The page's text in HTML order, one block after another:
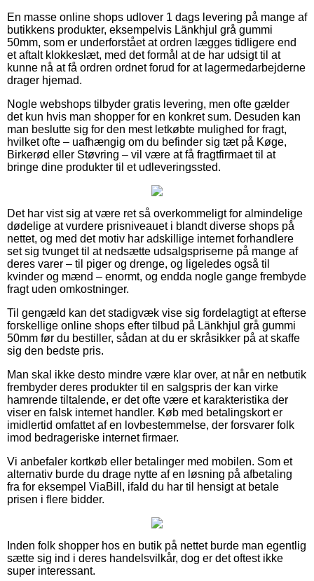
En masse online shops udlover 1 dags levering på mange af
butikkens produkter, eksempelvis Länkhjul grå gummi
50mm, som er underforstået at ordren lægges tidligere end
et aftalt klokkeslæt, med det formål at de har udsigt til at
kunne nå at få ordren ordnet forud for at lagermedarbejderne
drager hjemad.
Nogle webshops tilbyder gratis levering, men ofte gælder
det kun hvis man shopper for en konkret sum. Desuden kan
man beslutte sig for den mest letkøbte mulighed for fragt,
hvilket ofte – uafhængig om du befinder sig tæt på Køge,
Birkerød eller Støvring – vil være at få fragtfirmaet til at
bringe dine produkter til et udleveringssted.
Det har vist sig at være ret så overkommeligt for almindelige
dødelige at vurdere prisniveauet i blandt diverse shops på
nettet, og med det motiv har adskillige internet forhandlere
set sig tvunget til at nedsætte udsalgspriserne på mange af
deres varer – til piger og drenge, og ligeledes også til
kvinder og mænd – enormt, og endda nogle gange frembyde
fragt uden omkostninger.
Til gengæld kan det stadigvæk vise sig fordelagtigt at efterse
forskellige online shops efter tilbud på Länkhjul grå gummi
50mm før du bestiller, sådan at du er skråsikker på at skaffe
sig den bedste pris.
Man skal ikke desto mindre være klar over, at når en netbutik
frembyder deres produkter til en salgspris der kan virke
hamrende tiltalende, er det ofte være et karakteristika der
viser en falsk internet handler. Køb med betalingskort er
imidlertid omfattet af en lovbestemmelse, der forsvarer folk
imod bedrageriske internet firmaer.
Vi anbefaler kortkøb eller betalinger med mobilen. Som et
alternativ burde du drage nytte af en løsning på afbetaling
fra for eksempel ViaBill, ifald du har til hensigt at betale
prisen i flere bidder.
Inden folk shopper hos en butik på nettet burde man egentlig
sætte sig ind i deres handelsvilkår, dog er det oftest ikke
super interessant.